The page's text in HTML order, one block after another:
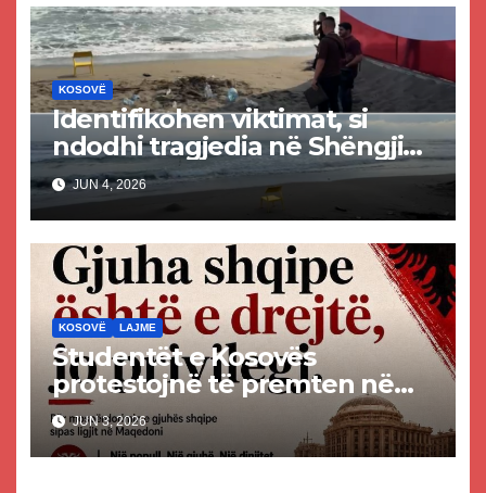
KOSOVË
Identifikohen viktimat, si
ndodhi tragjedia në Shëngjin
ku mbetën të vdekur dy të
rinj kosovarë
JUN 4, 2026
KOSOVË LAJME
Studentët e Kosovës
protestojnë të premten në
mbështetje të gjuhës shqipe
në Maqedoninë e Veriut
JUN 3, 2026